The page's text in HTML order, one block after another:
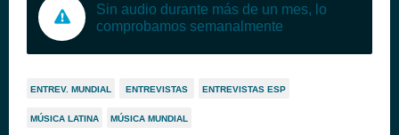
Sin audio durante más de un mes, lo
comprobamos semanalmente
ENTREV. MUNDIAL ENTREVISTAS ENTREVISTAS ESP
MÚSICA LATINA MÚSICA MUNDIAL